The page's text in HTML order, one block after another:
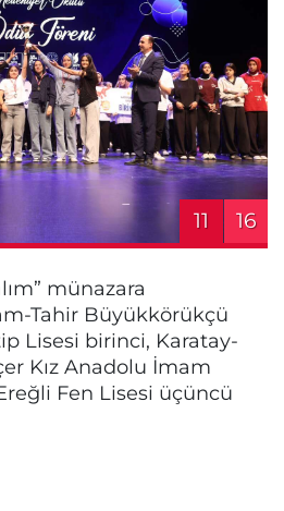
11 16
münazara
Tahir Büyükkörükçü
Lisesi birinci, Karatay-
Kız Anadolu İmam
Fen Lisesi üçüncü